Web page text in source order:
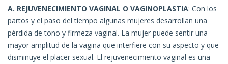
A. REJUVENECIMIENTO VAGINAL O VAGINOPLASTIA: Con los
partos y el paso del tiempo algunas mujeres desarrollan una
pérdida de tono y firmeza vaginal. La mujer puede sentir una
mayor amplitud de la vagina que interfiere con su aspecto y que
disminuye el placer sexual. El rejuvenecimiento vaginal es una